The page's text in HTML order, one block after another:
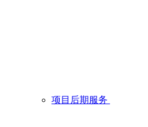
项目后期服务